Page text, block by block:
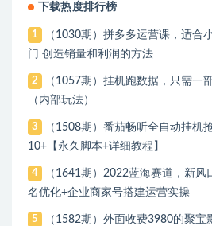
下载热度排行榜
1
（1030期）拼多多运营课，适合
门 创造销量和利润的方法
2
（1057期）挂机跑数据，只需一
（内部玩法）
3
（1508期）番茄畅听全自动挂机
10+【永久脚本+详细教程】
4
（1641期）2022蓝海赛道，新风
名优化+企业商家号搭建运营实操
5
（1582期）外面收费3980的聚宝